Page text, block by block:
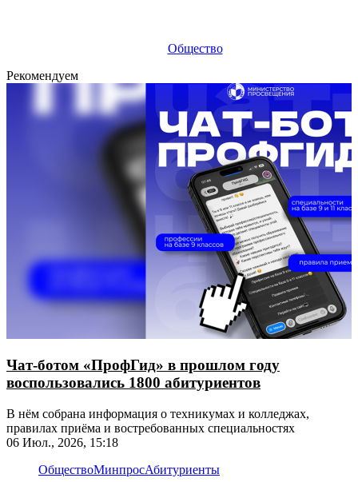
Общество
Рекомендуем
Чат-ботом «ПрофГид» в прошлом году
воспользовались 1800 абитуриентов
В нём собрана информация о техникумах и колледжах,
правилах приёма и востребованных специальностях
06 Июл., 2026, 15:18
ОбществоМинпросАбитуриенты